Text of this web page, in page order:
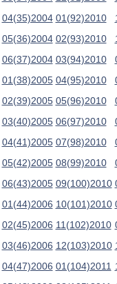
04(35)2004
05(36)2004
06(37)2004
01(38)2005
02(39)2005
03(40)2005
04(41)2005
05(42)2005
06(43)2005
01(44)2006
02(45)2006
03(46)2006
04(47)2006
01(92)2010
02(93)2010
03(94)2010
04(95)2010
05(96)2010
06(97)2010
07(98)2010
08(99)2010
09(100)2010
10(101)2010
11(102)2010
12(103)2010
01(104)2011